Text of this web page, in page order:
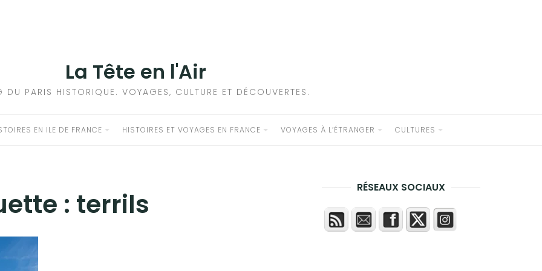
La Tête en l'Air
DU PARIS HISTORIQUE. VOYAGES, CULTURE ET DÉCOUVERTES.
EN ILE DE FRANCE HISTOIRES ET VOYAGES EN FRANCE VOYAGES À L’ÉTRANGER CULTURES
: terrils RÉSEAUX SOCIAUX